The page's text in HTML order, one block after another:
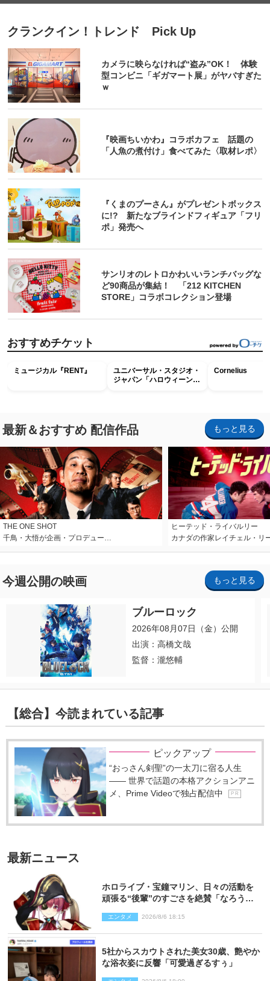
クランクイン！トレンド Pick Up
カメラに映らなければ“盗み”OK！ 体験
型コンビニ「ギガマート展」がヤバすぎた
ｗ
『映画ちいかわ』コラボカフェ 話題の
「人魚の煮付け」食べてみた〈取材レポ〉
『くまのプーさん』がプレゼントボックス
に!? 新たなブラインドフィギュア「フリ
ポ」発売へ
サンリオのレトロかわいいランチバッグな
ど90商品が集結！ 「212 KITCHEN
STORE」コラボコレクション登場
おすすめチケット
ミュージカル『RENT』
ユニバーサル・スタジオ・
ジャパン「ハロウィーン・
Cornelius
最新＆おすすめ 配信作品 もっと見る
THE ONE SHOT
千鳥・大悟が企画・プロデュー…
ヒーテッド・ライバルリー
カナダの作家レイチェル・リ
今週公開の映画 もっと見る
ブルーロック
2026年08月07日（金）公開
出演：高橋文哉
監督：瀧悠輔
【総合】今読まれている記事
ピックアップ
“おっさん剣聖”の一太刀に宿る人生
―― 世界で話題の本格アクションアニ
メ、Prime Videoで独占配信中
P R
最新ニュース
ホロライブ・宝鐘マリン、日々の活動を
頑張る“後輩”のすごさを絶賛「なろう系
エンタメ 2026/8/6 18:15
5社からスカウトされた美女30歳、艶やか
な浴衣姿に反響「可愛過ぎるすぅ」